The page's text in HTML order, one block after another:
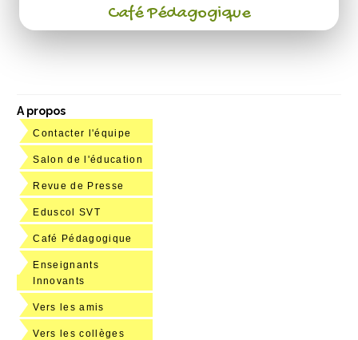
Café Pédagogique
A propos
Contacter l'équipe
Salon de l'éducation
Revue de Presse
Eduscol SVT
Café Pédagogique
Enseignants
Innovants
Vers les amis
Vers les collèges